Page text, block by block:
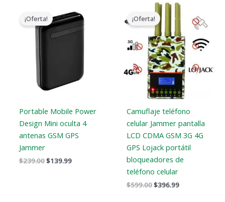
¡Oferta!
Portable Mobile Power
Design Mini oculta 4
antenas GSM GPS
Jammer
$239.00
precio
original
era:
$239.00.
$139.99
precio
actual
es:
¡Oferta!
Camuflaje teléfono
celular Jammer pantalla
LCD CDMA GSM 3G 4G
GPS Lojack portátil
bloqueadores de
teléfono celular
$599.00
El
precio
original
era:
$599.00.
$396.99
El
actual
es:
$396.99.